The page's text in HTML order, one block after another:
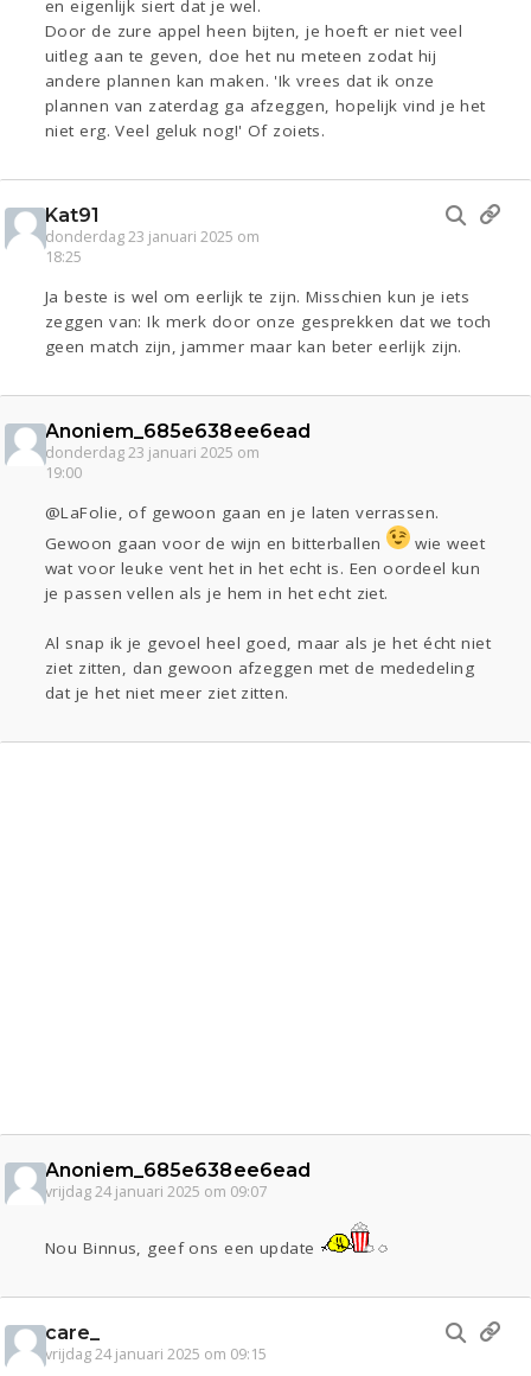
en eigenlijk siert dat je wel.
Door de zure appel heen bijten, je hoeft er niet veel
uitleg aan te geven, doe het nu meteen zodat hij
andere plannen kan maken. 'Ik vrees dat ik onze
plannen van zaterdag ga afzeggen, hopelijk vind je het
niet erg. Veel geluk nog!' Of zoiets.
Kat91
donderdag 23 januari 2025 om
18:25
Ja beste is wel om eerlijk te zijn. Misschien kun je iets
zeggen van: Ik merk door onze gesprekken dat we toch
geen match zijn, jammer maar kan beter eerlijk zijn.
Anoniem_685e638ee6ead
donderdag 23 januari 2025 om
19:00
@LaFolie, of gewoon gaan en je laten verrassen.
Gewoon gaan voor de wijn en bitterballen
wie weet
wat voor leuke vent het in het echt is. Een oordeel kun
je passen vellen als je hem in het echt ziet.
Al snap ik je gevoel heel goed, maar als je het écht niet
ziet zitten, dan gewoon afzeggen met de mededeling
dat je het niet meer ziet zitten.
Anoniem_685e638ee6ead
vrijdag 24 januari 2025 om 09:07
Nou Binnus, geef ons een update
care_
vrijdag 24 januari 2025 om 09:15